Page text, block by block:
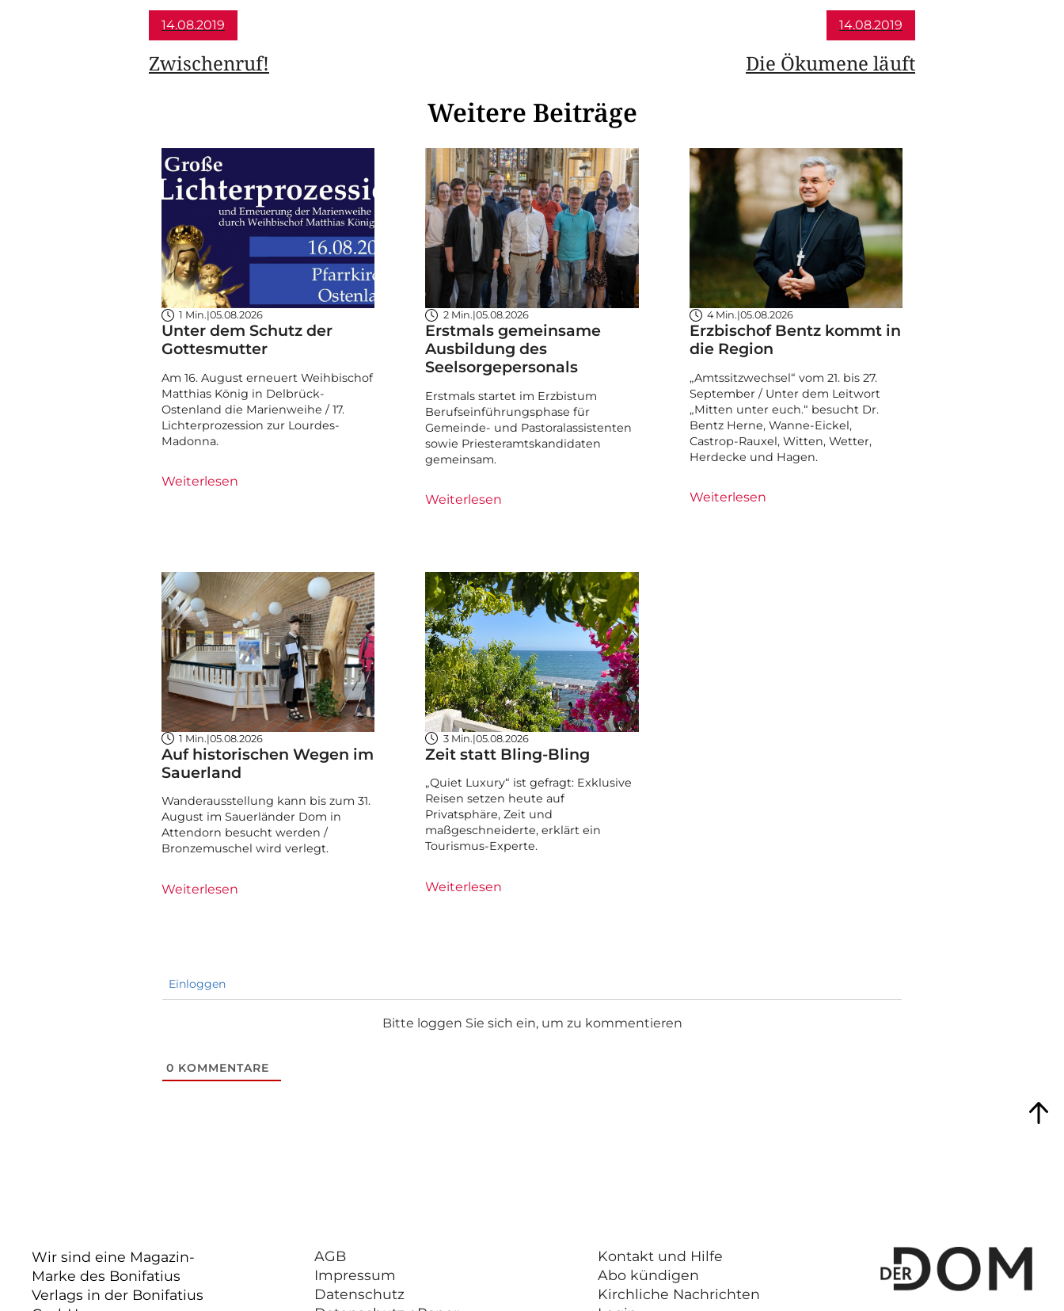
14.08.2019
Zwischenruf!
14.08.2019
Die Ökumene läuft
Weitere Beiträge
1 Min.|05.08.2026
Unter dem Schutz der
Gottesmutter
Am 16. August erneuert Weihbischof
Matthias König in Delbrück-
Ostenland die Marienweihe / 17.
Lichterprozession zur Lourdes-
Madonna.
Weiterlesen
2 Min.|05.08.2026
Erstmals gemeinsame
Ausbildung des
Seelsorgepersonals
Erstmals startet im Erzbistum
Berufseinführungsphase für
Gemeinde- und Pastoralassistenten
sowie Priesteramtskandidaten
gemeinsam.
Weiterlesen
4 Min.|05.08.2026
Erzbischof Bentz kommt in
die Region
„Amtssitzwechsel“ vom 21. bis 27.
September / Unter dem Leitwort
„Mitten unter euch.“ besucht Dr.
Bentz Herne, Wanne-Eickel,
Castrop-Rauxel, Witten, Wetter,
Herdecke und Hagen.
Weiterlesen
1 Min.|05.08.2026
Auf historischen Wegen im
Sauerland
Wanderausstellung kann bis zum 31.
August im Sauerländer Dom in
Attendorn besucht werden /
Bronzemuschel wird verlegt.
Weiterlesen
3 Min.|05.08.2026
Zeit statt Bling-Bling
„Quiet Luxury“ ist gefragt: Exklusive
Reisen setzen heute auf
Privatsphäre, Zeit und
maßgeschneiderte, erklärt ein
Tourismus-Experte.
Weiterlesen
Einloggen
Bitte loggen Sie sich ein, um zu kommentieren
0 KOMMENTARE
Wir sind eine Magazin-
Marke des Bonifatius
Verlags in der Bonifatius
AGB
Impressum
Datenschutz
Kontakt und Hilfe
Abo kündigen
Kirchliche Nachrichten